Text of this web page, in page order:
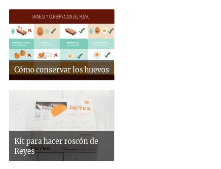
Cómo conservar los huevos
Kit para hacer roscón de
Reyes